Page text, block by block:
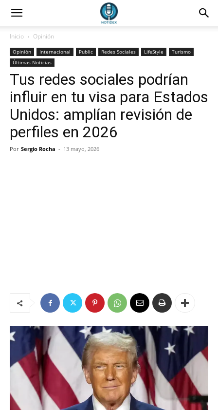
Inicio Opinión
Opinión Internacional Public Redes Sociales LifeStyle
Turismo
Últimas Noticias
Tus redes sociales podrían
influir en tu visa para Estados
Unidos: amplían revisión de
perfiles en 2026
Por Sergio Rocha - 13 mayo, 2026